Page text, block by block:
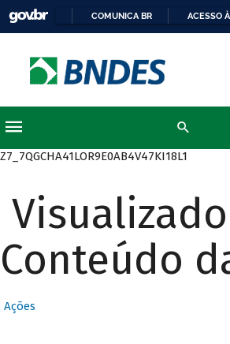
COMUNICA BR ACESSO
Z7_7QGCHA41LOR9E0AB4V47KI18L1
Conteúdo
Ações